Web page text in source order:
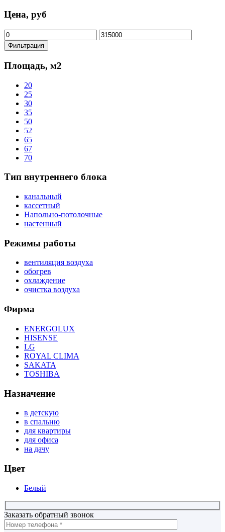
Цена, руб
Минимальная
цена
Максимальная
цена
Фильтрация
Площадь, м2
20
25
30
35
50
52
65
67
70
Тип внутреннего блока
канальный
кассетный
Напольно-потолочные
настенный
Режимы работы
вентиляция воздуха
обогрев
охлаждение
очистка воздуха
Фирма
ENERGOLUX
HISENSE
LG
ROYAL CLIMA
SAKATA
TOSHIBA
Назначение
в детскую
в спальню
для квартиры
для офиса
на дачу
Цвет
Белый
Заказать обратный звонок